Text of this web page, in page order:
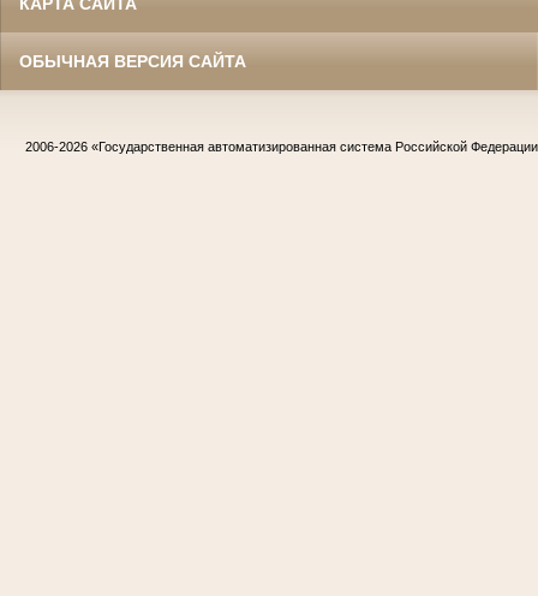
ОБЫЧНАЯ ВЕРСИЯ САЙТА
2006-2026 «Государственная автоматизированная система Российской